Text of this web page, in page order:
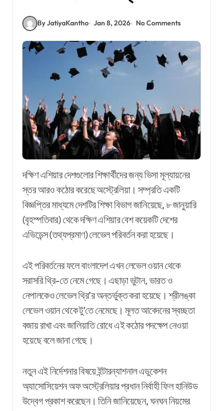
By JatiyaKantho Jan 8, 2026 No Comments
দক্ষিণ এশিয়ার দেশগুলোর শিক্ষার্থীদের জন্য ভিসা মূল্যায়নের
স্তর আরও কঠোর করেছে অস্ট্রেলিয়া। সম্প্রতি একটি
বিজ্ঞপ্তির মাধ্যমে দেশটির শিক্ষা বিভাগ জানিয়েছে, ৮ জানুয়ারি
(বৃহস্পতিবার) থেকে দক্ষিণ এশিয়ার বেশ কয়েকটি দেশের
এভিডেন্স (তথ্যপ্রমাণ) লেভেল পরিবর্তন করা হয়েছে।
এই পরিবর্তনের ফলে বাংলাদেশ এখন লেভেল ওয়ান থেকে
সরাসরি থ্রি-তে নেমে গেছে। এছাড়া ভুটান, ভারত ও
নেপালকেও লেভেল থ্রি’র অন্তর্ভুক্ত করা হয়েছে। শ্রীলঙ্কা
লেভেল ওয়ান থেকে টু’তে নেমেছে। মূলত আবেদনের স্বচ্ছতা
বজায় রাখা এবং জালিয়াতি রোধে এই কঠোর পদক্ষেপ নেওয়া
হয়েছে বলে জানা গেছে।
নতুন এই নির্দেশনার বিষয়ে ইন্টারন্যাশনাল এডুকেশন
অ্যাসোসিয়েশন অফ অস্ট্রেলিয়ার প্রধান নির্বাহী ফিল হানিউড
উদ্বেগ প্রকাশ করেছেন। তিনি জানিয়েছেন, ঘনঘন নিয়মের